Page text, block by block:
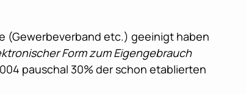
(Gewerbeverband etc.) geeinigt haben
Form zum Eigengebrauch
pauschal 30% der schon etablierten